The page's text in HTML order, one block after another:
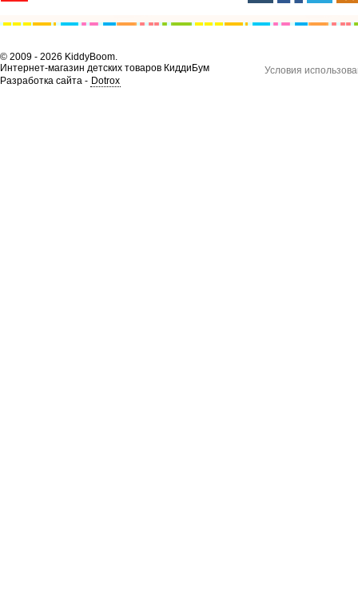
© 2009 - 2026 KiddyBoom.
Интернет-магазин детских товаров КиддиБум
Разработка сайта - Dotrox
Условия